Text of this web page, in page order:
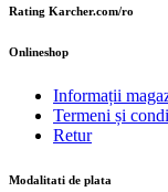
Rating Karcher.com/ro
Onlineshop
Informații
Termeni și
Retur
Modalitati de plata